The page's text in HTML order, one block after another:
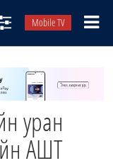
Mobile TV
уран
АШТ